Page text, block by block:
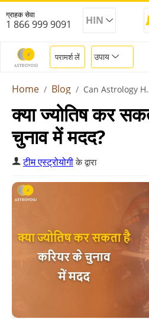
ग्राहक सेवा
1 866 999 9091 HIN
परामर्श लें उपाय
Home Blog Can
क्या ज्योतिष कर
चुनाव में मदद?
टीम एस्ट्रोयोगीके द्वारा